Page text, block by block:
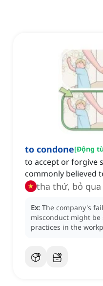
to condone[Động
to accept or forgive
commonly believed
tha thứ, bỏ qua
Ex: The company's
misconduct might be
practices in the